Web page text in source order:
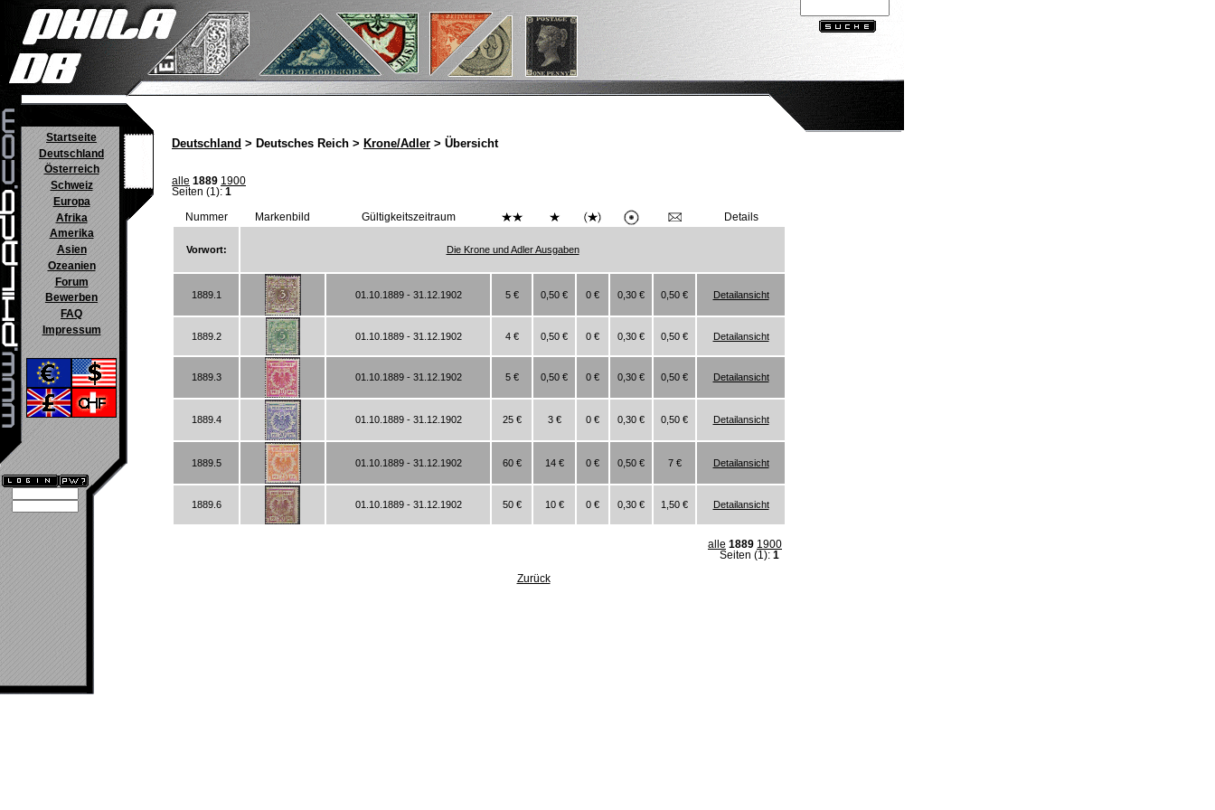
Startseite
Deutschland
Österreich
Schweiz
Europa
Afrika
Amerika
Asien
Ozeanien
Forum
Bewerben
FAQ
Impressum
Deutschland > Deutsches Reich > Krone/Adler > Übersicht
alle 1889 1900
Seiten (1): 1
Nummer Markenbild Gültigkeitszeitraum Details
Vorwort: Die Krone und Adler Ausgaben
1889.1 01.10.1889 - 31.12.1902 5 € 0,50 € 0 € 0,30 € 0,50 € Detailansicht
1889.2 01.10.1889 - 31.12.1902 4 € 0,50 € 0 € 0,30 € 0,50 € Detailansicht
1889.3 01.10.1889 - 31.12.1902 5 € 0,50 € 0 € 0,30 € 0,50 € Detailansicht
1889.4 01.10.1889 - 31.12.1902 25 € 3 € 0 € 0,30 € 0,50 € Detailansicht
1889.5 01.10.1889 - 31.12.1902 60 € 14 € 0 € 0,50 € 7 € Detailansicht
1889.6 01.10.1889 - 31.12.1902 50 € 10 € 0 € 0,30 € 1,50 € Detailansicht
alle 1889 1900
Seiten (1): 1
Zurück